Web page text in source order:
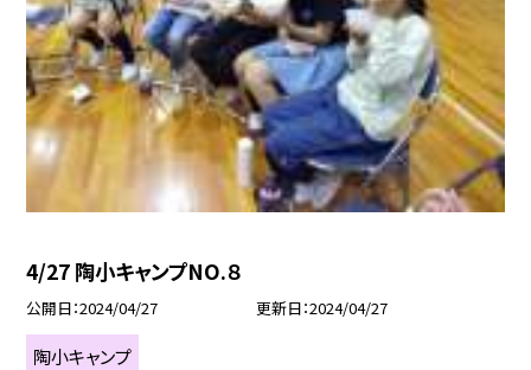
4/27 陶小キャンプNO.８
公開日 2024/04/27 更新日 2024/04/27
陶小キャンプ